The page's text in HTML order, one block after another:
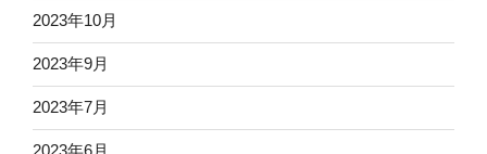
2023年10月
2023年9月
2023年7月